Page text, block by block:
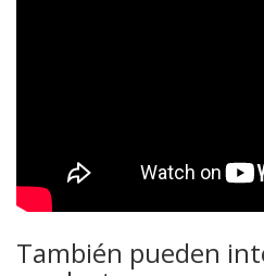
También pueden